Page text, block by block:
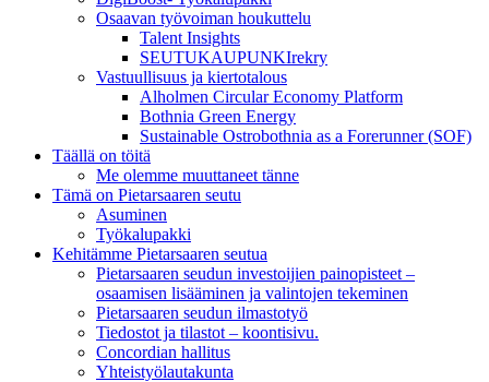
Osaavan työvoiman houkuttelu
Talent Insights
SEUTUKAUPUNKIrekry
Vastuullisuus ja kiertotalous
Alholmen Circular Economy Platform
Bothnia Green Energy
Sustainable Ostrobothnia as a Forerunner (SOF)
Täällä on töitä
Me olemme muuttaneet tänne
Tämä on Pietarsaaren seutu
Asuminen
Työkalupakki
Kehitämme Pietarsaaren seutua
Pietarsaaren seudun investoijien painopisteet –
osaamisen lisääminen ja valintojen tekeminen
Pietarsaaren seudun ilmastotyö
Tiedostot ja tilastot – koontisivu.
Concordian hallitus
Yhteistyölautakunta